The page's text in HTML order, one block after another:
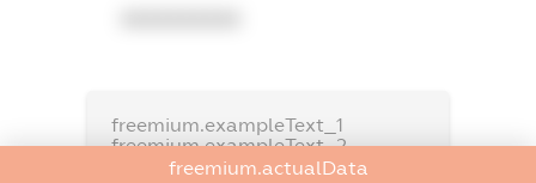
freemium.exampleText_1
freemium.exampleText_2
freemium.anonymousPerSearch2
freemium.actualData